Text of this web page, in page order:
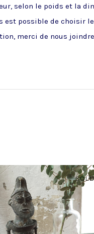
selon le poids et la
possible de choisir
merci de nous